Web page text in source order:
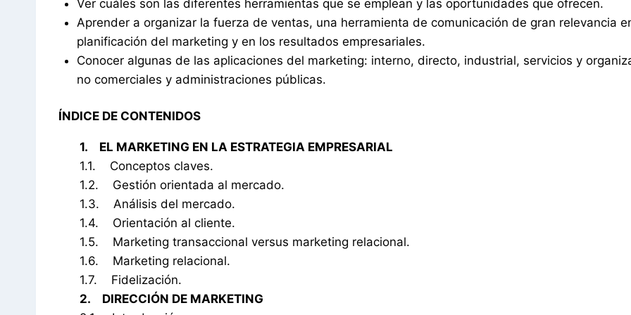
Ver cuáles son las diferentes herramientas que se emplean y las oportunidades que ofrecen.
Aprender a organizar la fuerza de ventas, una herramienta de comunicación de gran relevancia
planificación del marketing y en los resultados empresariales.
Conocer algunas de las aplicaciones del marketing: interno, directo, industrial, servicios y
no comerciales y administraciones públicas.
ÍNDICE DE CONTENIDOS
1. EL MARKETING EN LA ESTRATEGIA EMPRESARIAL
1.1. Conceptos claves.
1.2. Gestión orientada al mercado.
1.3. Análisis del mercado.
1.4. Orientación al cliente.
1.5. Marketing transaccional versus marketing relacional.
1.6. Marketing relacional.
1.7. Fidelización.
2. DIRECCIÓN DE MARKETING